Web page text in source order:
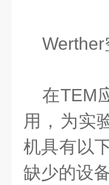
Werther
在TEM
用，为实
机具有以
缺少的设备